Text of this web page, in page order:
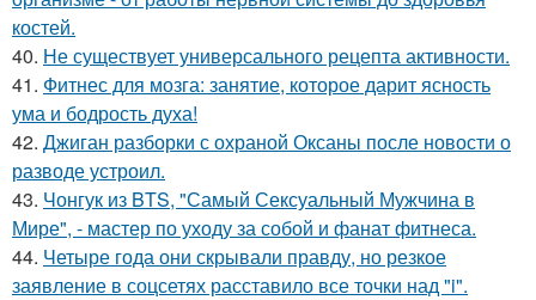
костей.
40. Не существует универсального рецепта активности.
41. Фитнес для мозга: занятие, которое дарит ясность
ума и бодрость духа!
42. Джиган разборки с охраной Оксаны после новости о
разводе устроил.
43. Чонгук из BTS, "Самый Сексуальный Мужчина в
Мире", - мастер по уходу за собой и фанат фитнеса.
44. Четыре года они скрывали правду, но резкое
заявление в соцсетях расставило все точки над "i".